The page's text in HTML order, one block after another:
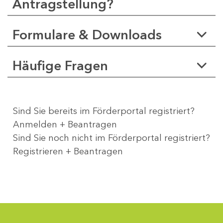
Antragstellung?
Formulare & Downloads
Häufige Fragen
Sind Sie bereits im Förderportal registriert?
Anmelden + Beantragen
Sind Sie noch nicht im Förderportal registriert?
Registrieren + Beantragen